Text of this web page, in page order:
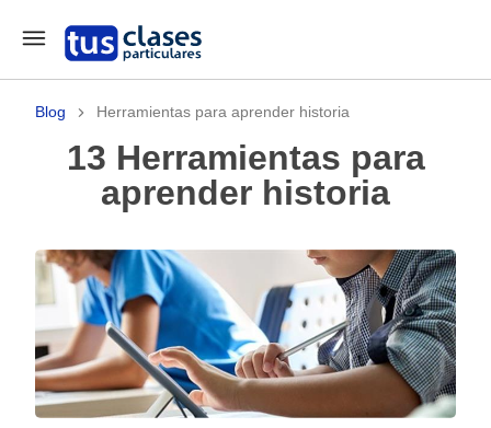
Blog Herramientas para aprender historia
13 Herramientas para
aprender historia